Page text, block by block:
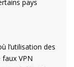
pays
l’utilisation des
VPN